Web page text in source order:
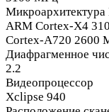
ARM Cortex-X4
Cortex-A720 2600
Диафрагменное
2.2
Видеопроцессор
Xclipse 940